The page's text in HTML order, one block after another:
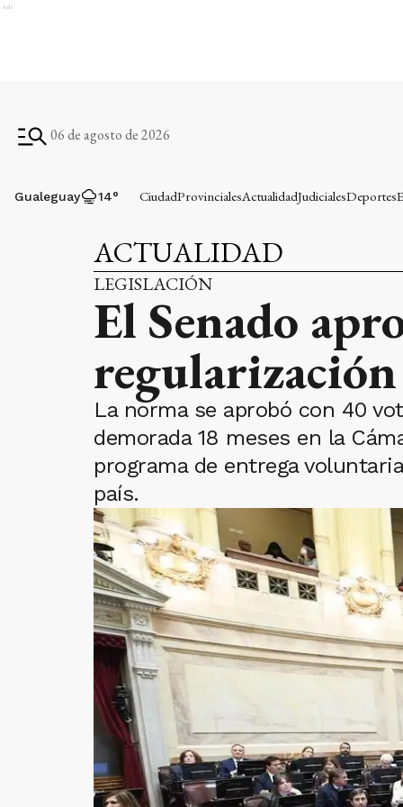
Ads
06 de agosto de 2026
Gualeguay 14° CiudadProvincialesActualidadJudicialesDeportes
ACTUALIDAD
LEGISLACIÓN
El Senado
regularización
La norma se aprobó con 40
demorada 18 meses en la
programa de entrega
país.